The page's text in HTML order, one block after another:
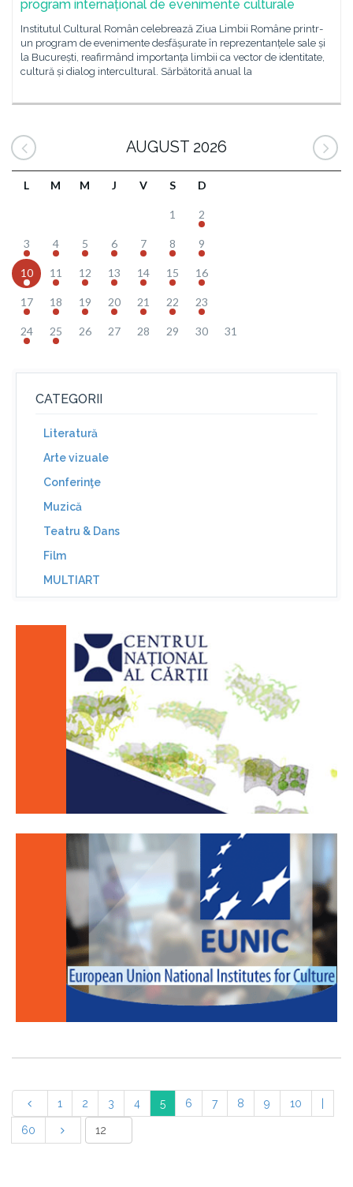
program internațional de evenimente culturale
Institutul Cultural Român celebrează Ziua Limbii Române printr-
un program de evenimente desfășurate în reprezentanțele sale și
la București, reafirmând importanța limbii ca vector de identitate,
cultură și dialog intercultural. Sărbătorită anual la
AUGUST 2026
L M M J V S D
1 2
3 4 5 6 7 8 9
10 11 12 13 14 15 16
17 18 19 20 21 22 23
24 25 26 27 28 29 30 31
CATEGORII
Literatură
Arte vizuale
Conferinţe
Muzică
Teatru & Dans
Film
MULTIART
1 2 3 4 5 6 7 8 9 10
60